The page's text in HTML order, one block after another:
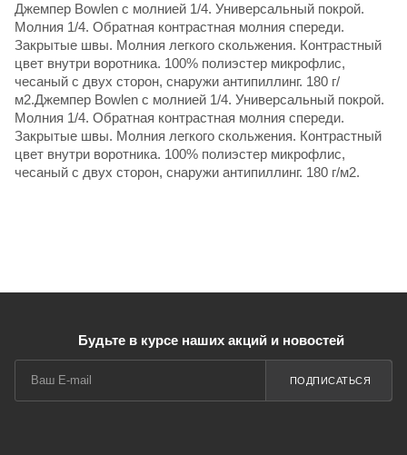
Джемпер Bowlen с молнией 1/4. Универсальный покрой.
Молния 1/4. Обратная контрастная молния спереди.
Закрытые швы. Молния легкого скольжения. Контрастный
цвет внутри воротника. 100% полиэстер микрофлис,
чесаный с двух сторон, снаружи антипиллинг. 180 г/
м2.Джемпер Bowlen с молнией 1/4. Универсальный покрой.
Молния 1/4. Обратная контрастная молния спереди.
Закрытые швы. Молния легкого скольжения. Контрастный
цвет внутри воротника. 100% полиэстер микрофлис,
чесаный с двух сторон, снаружи антипиллинг. 180 г/м2.
Будьте в курсе наших акций и новостей
ПОДПИСАТЬСЯ